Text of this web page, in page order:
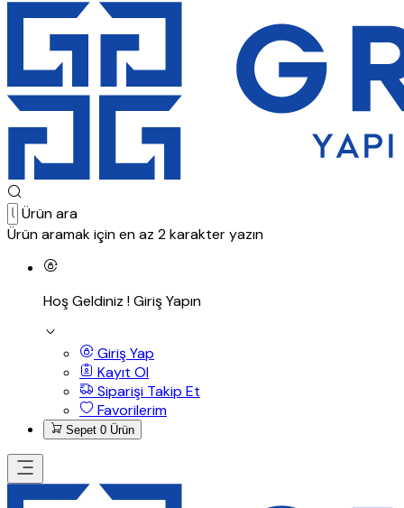
Ürün ara
Ürün aramak için en az 2 karakter yazın
Hoş Geldiniz !Giriş Yapın
Giriş Yap
Kayıt Ol
Siparişi Takip Et
Favorilerim
Sepet 0 Ürün